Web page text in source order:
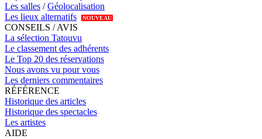
Les salles /Géolocalisation
Les lieux alternatifs
NOUVEAU
CONSEILS / AVIS
La sélection Tatouvu
Le classement des adhérents
Le Top 20 des réservations
Nous avons vu pour vous
Les derniers commentaires
RÉFÉRENCE
Historique des articles
Historique des spectacles
Les artistes
AIDE